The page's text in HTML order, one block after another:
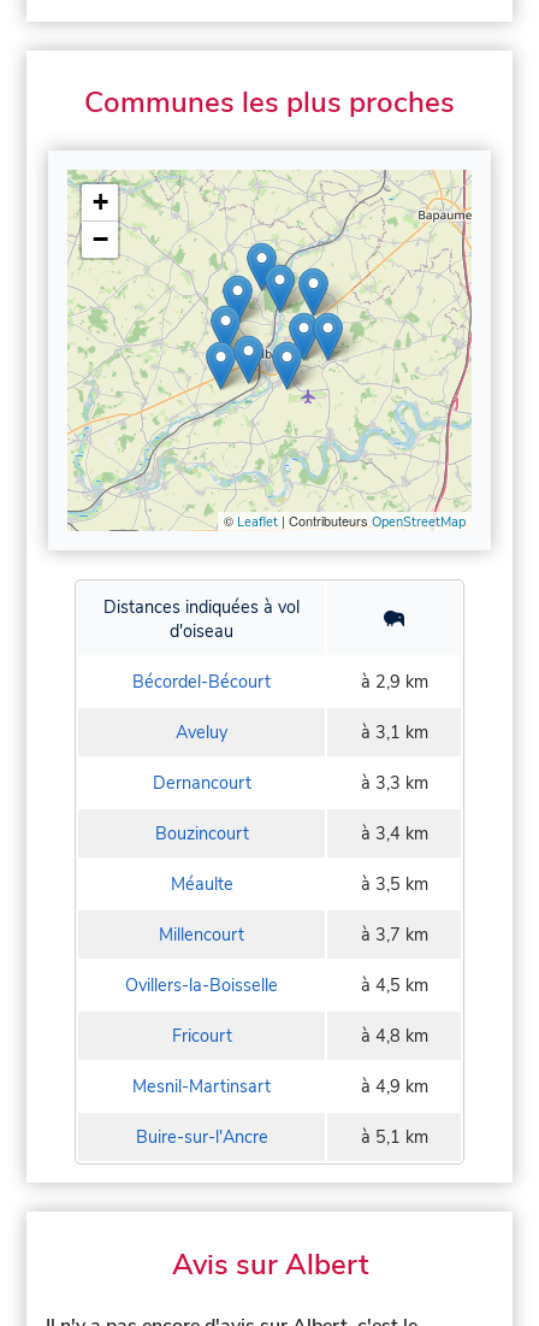
Communes les plus proches
+
−
© Leaflet| Contributeurs OpenStreetMap
Distances indiquées à vol
d'oiseau
Bécordel-Bécourt à 2,9 km
Aveluy à 3,1 km
Dernancourt à 3,3 km
Bouzincourt à 3,4 km
Méaulte à 3,5 km
Millencourt à 3,7 km
Ovillers-la-Boisselle à 4,5 km
Fricourt à 4,8 km
Mesnil-Martinsart à 4,9 km
Buire-sur-l'Ancre à 5,1 km
Avis sur Albert